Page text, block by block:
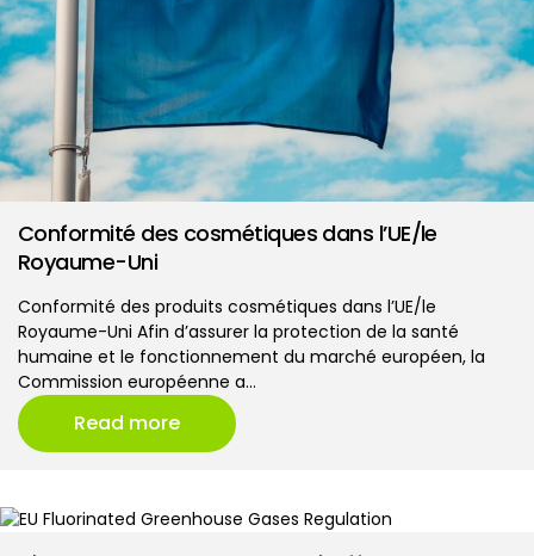
Conformité des cosmétiques dans l’UE/le
Royaume-Uni
Conformité des produits cosmétiques dans l’UE/le
Royaume-Uni Afin d’assurer la protection de la santé
humaine et le fonctionnement du marché européen, la
Commission européenne a…
Read more